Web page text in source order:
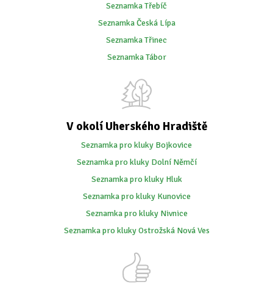
Seznamka Třebíč
Seznamka Česká Lípa
Seznamka Třinec
Seznamka Tábor
V okolí Uherského Hradiště
Seznamka pro kluky Bojkovice
Seznamka pro kluky Dolní Němčí
Seznamka pro kluky Hluk
Seznamka pro kluky Kunovice
Seznamka pro kluky Nivnice
Seznamka pro kluky Ostrožská Nová Ves